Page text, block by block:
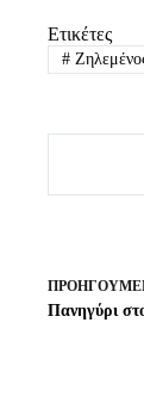
Ετικέτες
#
Πανηγύρι